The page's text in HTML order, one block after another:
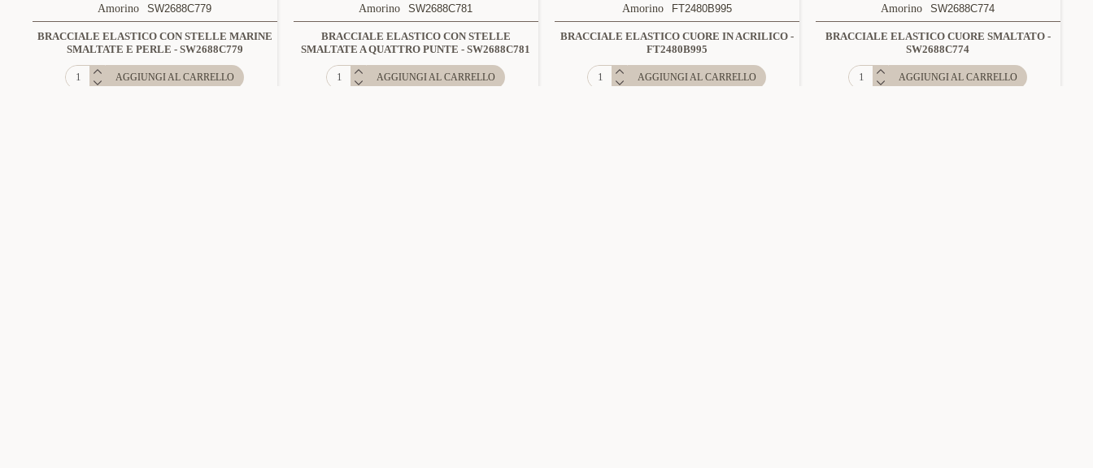
Amorino SW2688C779
BRACCIALE ELASTICO CON STELLE MARINE
SMALTATE E PERLE - SW2688C779
AGGIUNGI AL CARRELLO
Amorino SW2688C781
BRACCIALE ELASTICO CON STELLE
SMALTATE A QUATTRO PUNTE - SW2688C781
AGGIUNGI AL CARRELLO
Amorino FT2480B995
BRACCIALE ELASTICO CUORE IN ACRILICO -
FT2480B995
AGGIUNGI AL CARRELLO
Amorino SW2688C774
BRACCIALE ELASTICO CUORE SMALTATO -
SW2688C774
AGGIUNGI AL CARRELLO